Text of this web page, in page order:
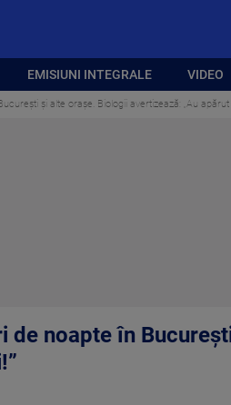
EMISIUNI INTEGRALE VIDEO
și alte orașe. Biologii avertizează: „Au apărut
de noapte în